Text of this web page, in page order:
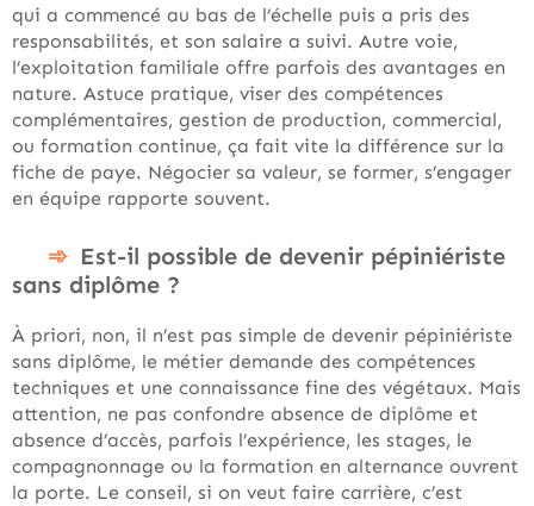
qui a commencé au bas de l’échelle puis a pris des
responsabilités, et son salaire a suivi. Autre voie,
l’exploitation familiale offre parfois des avantages en
nature. Astuce pratique, viser des compétences
complémentaires, gestion de production, commercial,
ou formation continue, ça fait vite la différence sur la
fiche de paye. Négocier sa valeur, se former, s’engager
en équipe rapporte souvent.
Est-il possible de devenir pépiniériste
sans diplôme ?
À priori, non, il n’est pas simple de devenir pépiniériste
sans diplôme, le métier demande des compétences
techniques et une connaissance fine des végétaux. Mais
attention, ne pas confondre absence de diplôme et
absence d’accès, parfois l’expérience, les stages, le
compagnonnage ou la formation en alternance ouvrent
la porte. Le conseil, si on veut faire carrière, c’est